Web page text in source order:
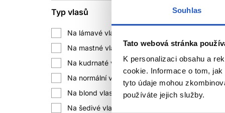
Souhlas
Tato webová stránka
K personalizaci obsahu a
cookie. Informace o tom,
tyto údaje mohou
používáte jejich služby.
Pokožku a délky řešte odděleně. I
JE
Ano, pokud
Typ vlasů
Na lámavé vlasy
Na mastné vlasy
6
Na kudrnaté vlasy
5
Na normální vlasy
Na blond vlasy
1
Na šedivé vlasy
550 Kč